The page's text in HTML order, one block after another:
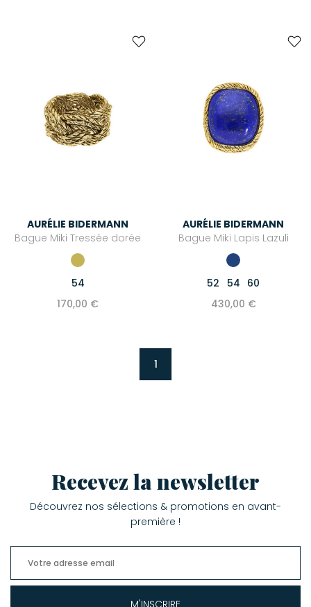
AURÉLIE BIDERMANN
Bague Miki Tressée dorée
54
170,00 €
AURÉLIE BIDERMANN
Bague Miki Lapis Lazuli
52 54 60
430,00 €
1
Recevez la newsletter
Découvrez nos sélections & promotions en avant-
première !